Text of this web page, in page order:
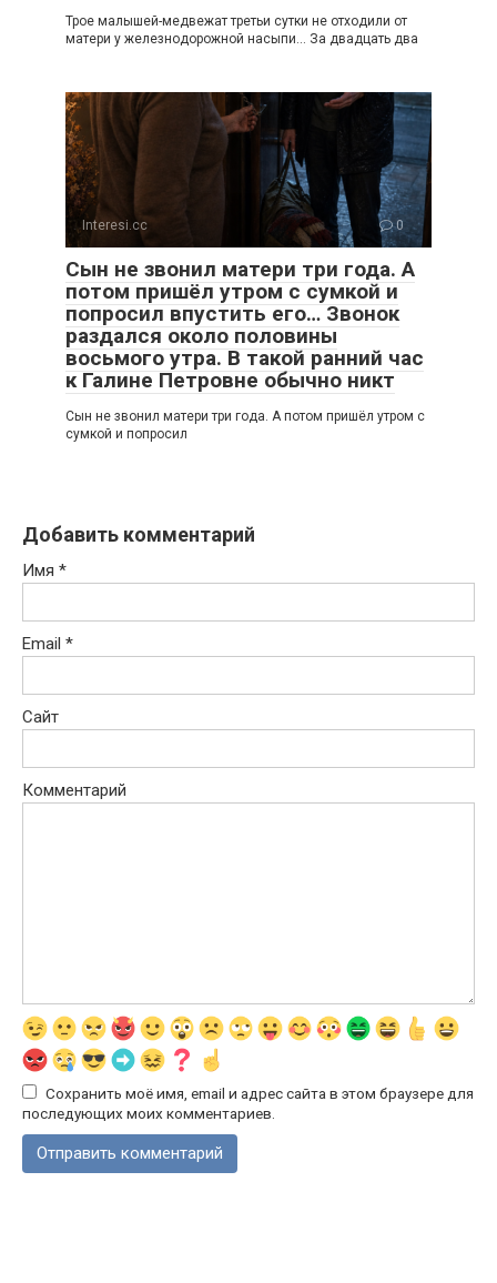
Трое малышей-медвежат третьи сутки не отходили от
матери у железнодорожной насыпи… За двадцать два
Interesi.cc 0
Сын не звонил матери три года. А
потом пришёл утром с сумкой и
попросил впустить его… Звонок
раздался около половины
восьмого утра. В такой ранний час
к Галине Петровне обычно никт
Сын не звонил матери три года. А потом пришёл утром с
сумкой и попросил
Добавить комментарий
Имя *
Email *
Сайт
Комментарий
Сохранить моё имя, email и адрес сайта в этом браузере для
последующих моих комментариев.